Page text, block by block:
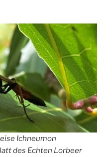
Ichneumon
des Echten Lorbeer